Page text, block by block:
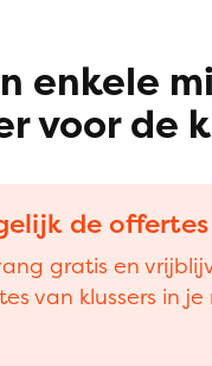
enkele
voor de
de offertes
gratis en
van klussers in je